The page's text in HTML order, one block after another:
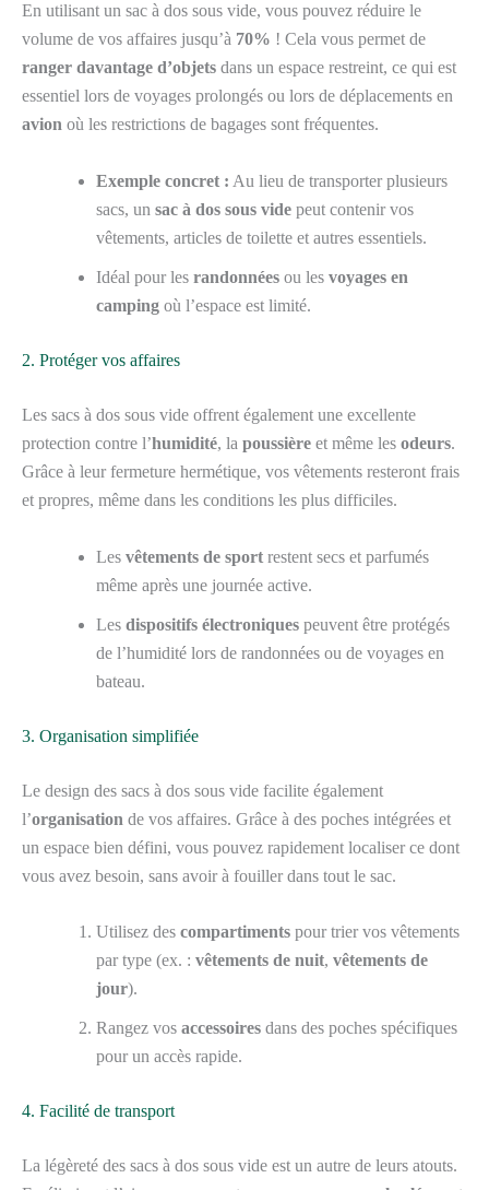
En utilisant un sac à dos sous vide, vous pouvez réduire le
volume de vos affaires jusqu’à 70% ! Cela vous permet de
ranger davantage d’objets dans un espace restreint, ce qui est
essentiel lors de voyages prolongés ou lors de déplacements en
avion où les restrictions de bagages sont fréquentes.
Exemple concret : Au lieu de transporter plusieurs
sacs, un sac à dos sous vide peut contenir vos
vêtements, articles de toilette et autres essentiels.
Idéal pour les randonnées ou les voyages en
camping où l’espace est limité.
2. Protéger vos affaires
Les sacs à dos sous vide offrent également une excellente
protection contre l’humidité, la poussière et même les odeurs.
Grâce à leur fermeture hermétique, vos vêtements resteront frais
et propres, même dans les conditions les plus difficiles.
Les vêtements de sport restent secs et parfumés
même après une journée active.
Les dispositifs électroniques peuvent être protégés
de l’humidité lors de randonnées ou de voyages en
bateau.
3. Organisation simplifiée
Le design des sacs à dos sous vide facilite également
l’organisation de vos affaires. Grâce à des poches intégrées et
un espace bien défini, vous pouvez rapidement localiser ce dont
vous avez besoin, sans avoir à fouiller dans tout le sac.
Utilisez des compartiments pour trier vos vêtements
par type (ex. : vêtements de nuit, vêtements de
jour).
Rangez vos accessoires dans des poches spécifiques
pour un accès rapide.
4. Facilité de transport
La légèreté des sacs à dos sous vide est un autre de leurs atouts.